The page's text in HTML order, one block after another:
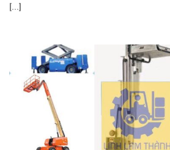
[...]